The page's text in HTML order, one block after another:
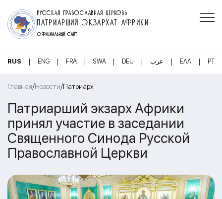
РУССКАЯ ПРАВОСЛАВНАЯ ЦЕРКОВЬ
ПАТРИАРШИЙ ЭКЗАРХАТ АФРИКИ
ОФИЦИАЛЬНЫЙ САЙТ
RUS | ENG | FRA | SWA | DEU | عرب | ΕΛΛ | PT
Главная/Новости/Патриарх
Патриарший экзарх Африки
принял участие в заседании
Священного Синода Русской
Православной Церкви